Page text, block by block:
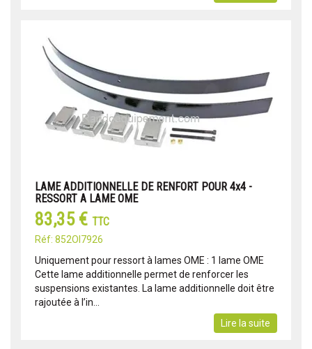
LAME ADDITIONNELLE DE RENFORT POUR 4x4 -
RESSORT A LAME OME
83,35 € TTC
Réf: 852OI7926
Uniquement pour ressort à lames OME : 1 lame OME
Cette lame additionnelle permet de renforcer les
suspensions existantes. La lame additionnelle doit être
rajoutée à l’in...
Lire la suite